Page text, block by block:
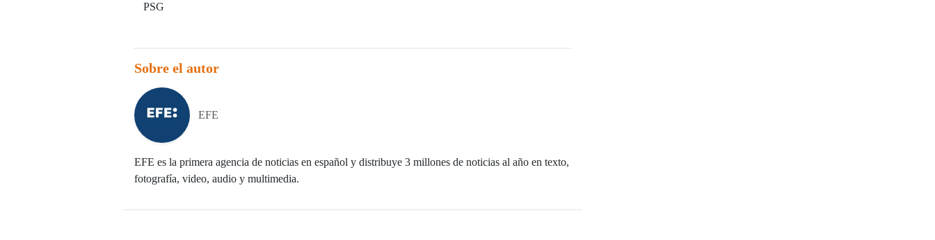
PSG
Sobre el autor
EFE
EFE es la primera agencia de noticias en español y distribuye 3 millones de noticias al año en texto,
fotografía, video, audio y multimedia.